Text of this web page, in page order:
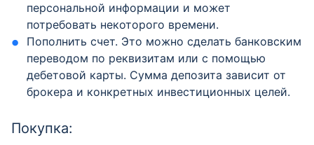
персональной информации и может
потребовать некоторого времени.
Пополнить счет. Это можно сделать банковским
переводом по реквизитам или с помощью
дебетовой карты. Сумма депозита зависит от
брокера и конкретных инвестиционных целей.
Покупка: